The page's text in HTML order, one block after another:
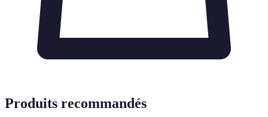
Produits recommandés